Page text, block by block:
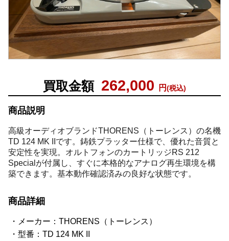
買取金額 262,000 円(税込)
商品説明
高級オーディオブランドTHORENS（トーレンス）の名機
TD 124 MK IIです。鋳鉄プラッター仕様で、優れた音質と
安定性を実現。オルトフォンのカートリッジRS 212
Specialが付属し、すぐに本格的なアナログ再生環境を構
築できます。基本動作確認済みの良好な状態です。
商品詳細
メーカー：THORENS（トーレンス）
型番：TD 124 MK II